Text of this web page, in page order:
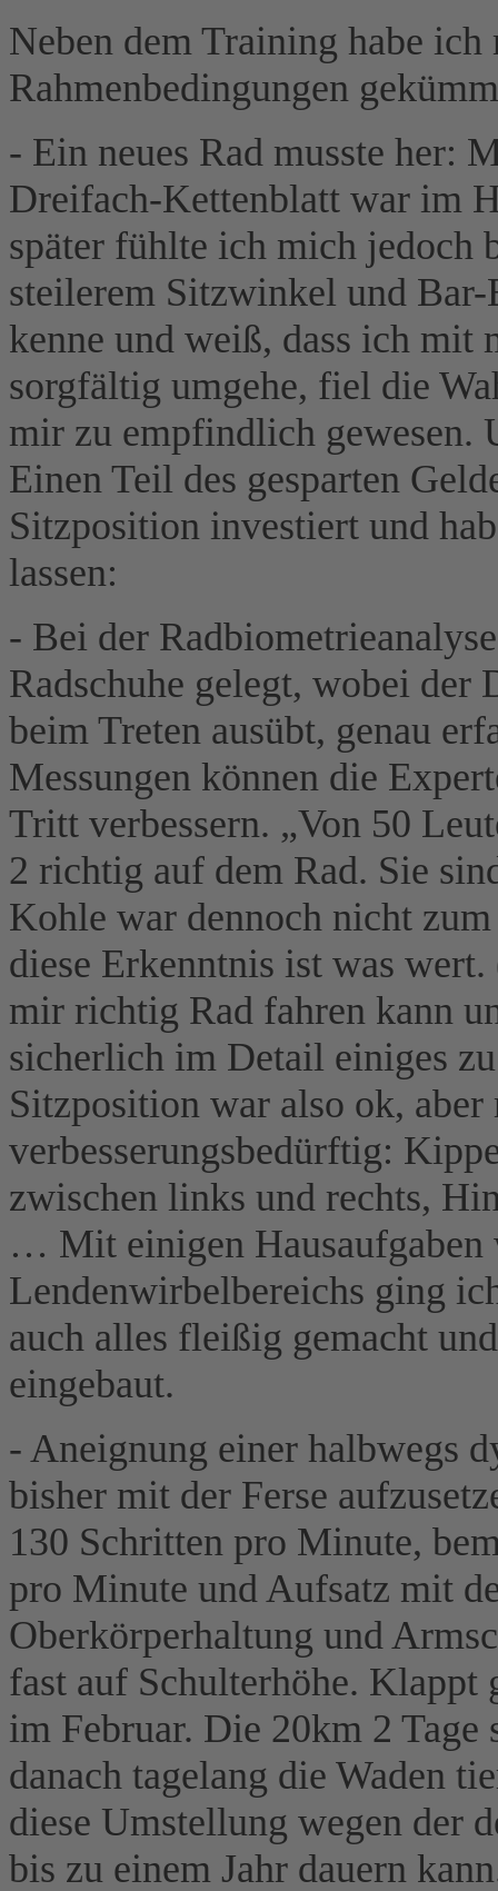
Neben dem Training habe
Rahmenbedingungen
- Ein neues Rad musste her:
Dreifach-Kettenblatt war im
später fühlte ich mich
steilerem Sitzwinkel und
kenne und weiß, dass ich
sorgfältig umgehe, fiel die
mir zu empfindlich gewesen.
Einen Teil des gesparten
Sitzposition investiert und
lassen:
- Bei der
Radschuhe gelegt, wobei der
beim Treten ausübt, genau
Messungen können die
Tritt verbessern. „Von 50
2 richtig auf dem Rad. Sie
Kohle war dennoch nicht
diese Erkenntnis ist was
mir richtig Rad fahren kann
sicherlich im Detail einiges
Sitzposition war also ok,
verbesserungsbedürftig:
zwischen links und rechts,
… Mit einigen Hausaufgaben
Lendenwirbelbereichs ging
auch alles fleißig gemacht
eingebaut.
- Aneignung einer halbwegs
bisher mit der Ferse
130 Schritten pro Minute,
pro Minute und Aufsatz mit
Oberkörperhaltung und
fast auf Schulterhöhe. Klappt
im Februar. Die 20km 2
danach tagelang die Waden
diese Umstellung wegen der
bis zu einem Jahr dauern